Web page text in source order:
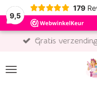
9,5
179
Gratis